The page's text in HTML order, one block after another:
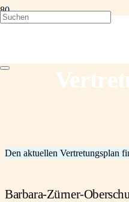
Den aktuellen Vertretungsplan
Barbara-Zürner-